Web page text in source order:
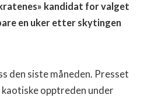
kandidat for valget
en uker etter skytingen
den siste måneden. Presset
opptreden under